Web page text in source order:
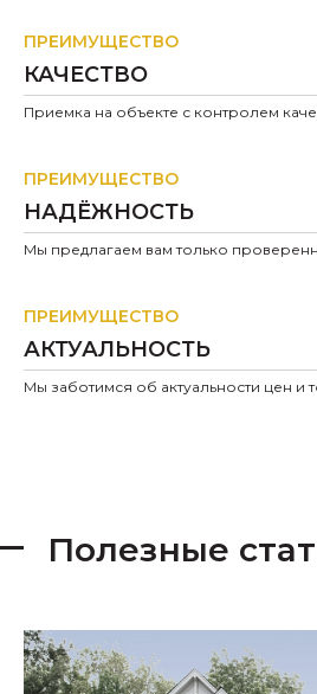
ПРЕИМУЩЕСТВО
КАЧЕСТВО
Приемка на объекте с контролем
ПРЕИМУЩЕСТВО
НАДЁЖНОСТЬ
Мы предлагаем вам только
ПРЕИМУЩЕСТВО
АКТУАЛЬНОСТЬ
Мы заботимся об актуальности цен и
Полезные